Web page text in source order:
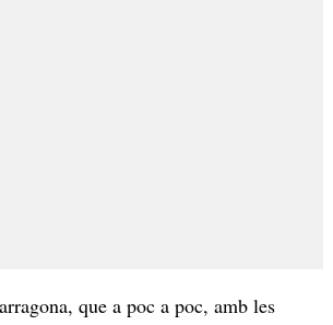
que a poc a poc, amb les